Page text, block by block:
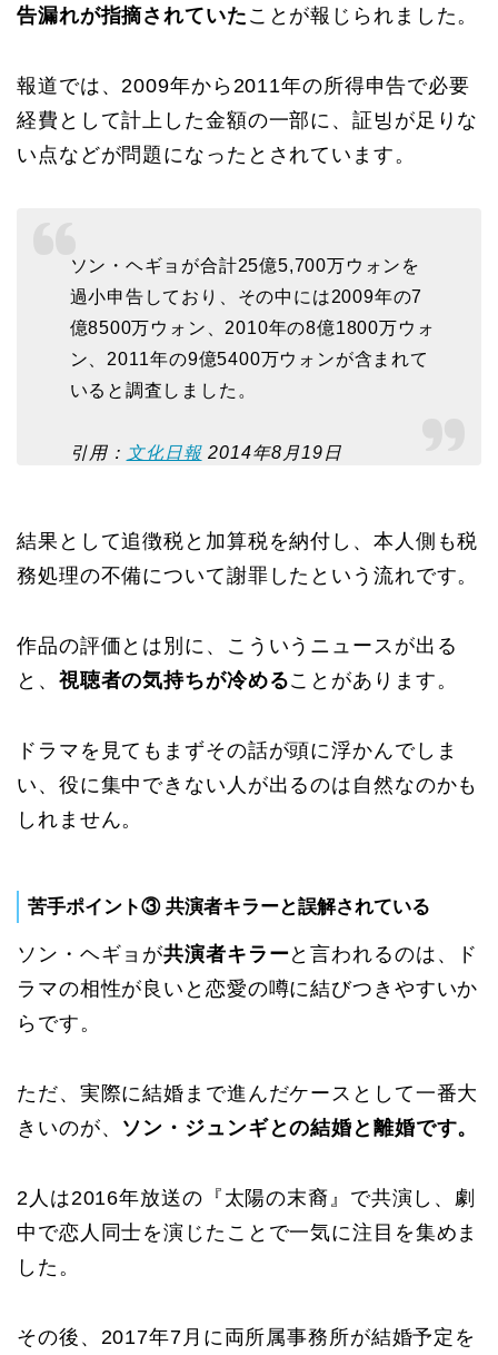
告漏れが指摘されていた ことが報じられました。
報道では、2009年から2011年の所得申告で必要
経費として計上した金額の一部に、証빙が足りな
い点などが問題になったとされています。
ソン・ヘギョが合計25億5,700万ウォンを
過小申告しており、その中には2009年の7
億8500万ウォン、2010年の8億1800万ウォ
ン、2011年の9億5400万ウォンが含まれて
いると調査しました。
引用： 文化日報2014年8月19日
結果として追徴税と加算税を納付し、本人側も税
務処理の不備について謝罪したという流れです。
作品の評価とは別に、こういうニュースが出る
と、 視聴者の気持ちが冷めることがあります。
ドラマを見てもまずその話が頭に浮かんでしま
い、役に集中できない人が出るのは自然なのかも
しれません。
苦手ポイント③ 共演者キラーと誤解されている
ソン・ヘギョが共演者キラーと言われるのは、ド
ラマの相性が良いと恋愛の噂に結びつきやすいか
らです。
ただ、実際に結婚まで進んだケースとして一番大
きいのが、 ソン・ジュンギとの結婚と離婚です。
2人は2016年放送の『太陽の末裔』で共演し、劇
中で恋人同士を演じたことで一気に注目を集めま
した。
その後、2017年7月に両所属事務所が結婚予定を